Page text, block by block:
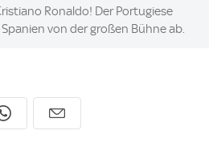
Ronaldo! Der Portugiese
von der großen Bühne ab.